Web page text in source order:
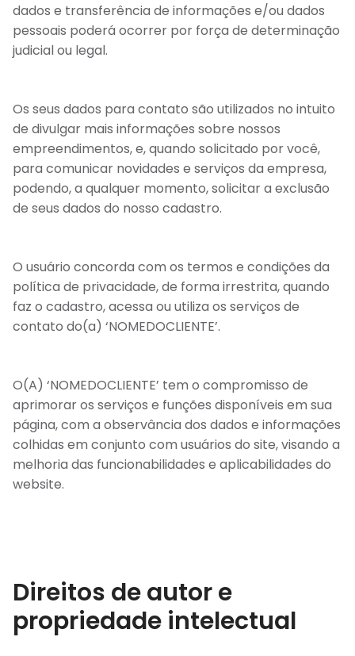
dados e transferência de informações e/ou dados
pessoais poderá ocorrer por força de determinação
judicial ou legal.
Os seus dados para contato são utilizados no intuito
de divulgar mais informações sobre nossos
empreendimentos, e, quando solicitado por você,
para comunicar novidades e serviços da empresa,
podendo, a qualquer momento, solicitar a exclusão
de seus dados do nosso cadastro.
O usuário concorda com os termos e condições da
política de privacidade, de forma irrestrita, quando
faz o cadastro, acessa ou utiliza os serviços de
contato do(a) ‘NOMEDOCLIENTE’.
O(A) ‘NOMEDOCLIENTE’ tem o compromisso de
aprimorar os serviços e funções disponíveis em sua
página, com a observância dos dados e informações
colhidas em conjunto com usuários do site, visando a
melhoria das funcionabilidades e aplicabilidades do
website.
Direitos de autor e
propriedade intelectual